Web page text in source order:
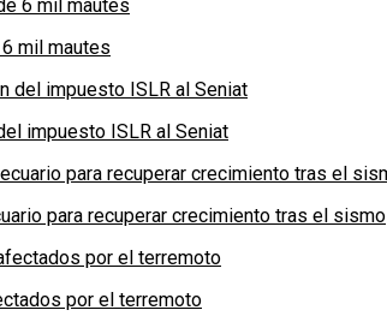
mil mautes
impuesto ISLR al Seniat
para recuperar crecimiento tras el sismo
por el terremoto